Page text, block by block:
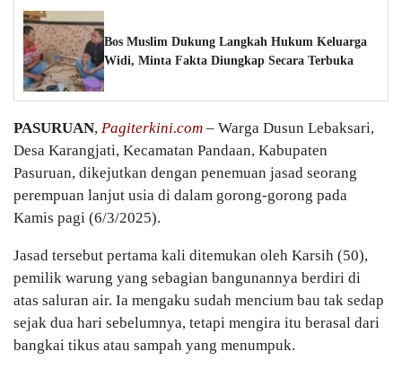
Bos Muslim Dukung Langkah Hukum Keluarga
Widi, Minta Fakta Diungkap Secara Terbuka
PASURUAN, Pagiterkini.com – Warga Dusun Lebaksari,
Desa Karangjati, Kecamatan Pandaan, Kabupaten
Pasuruan, dikejutkan dengan penemuan jasad seorang
perempuan lanjut usia di dalam gorong-gorong pada
Kamis pagi (6/3/2025).
Jasad tersebut pertama kali ditemukan oleh Karsih (50),
pemilik warung yang sebagian bangunannya berdiri di
atas saluran air. Ia mengaku sudah mencium bau tak sedap
sejak dua hari sebelumnya, tetapi mengira itu berasal dari
bangkai tikus atau sampah yang menumpuk.